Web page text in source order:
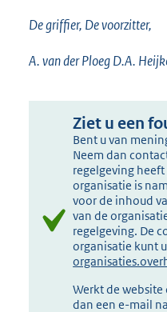
De griffier, De voorzitter,
A. van der Ploeg D.A.
Ziet u een
Bent u van
Neem dan
regelgeving
organisatie is
voor de inhoud
van de
regelgeving. De
organisatie kunt
Werkt de
dan een e-mail